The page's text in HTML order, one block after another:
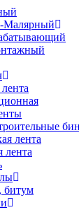
Малярный
лента
лента
битум